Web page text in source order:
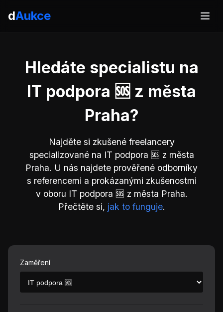
dAukce
Hledáte specialistu na
IT podpora 🆘 z města
Praha?
Najděte si zkušené freelancery
specializované na IT podpora 🆘 z města
Praha. U nás najdete prověřené odborníky
s referencemi a prokázanými zkušenostmi
v oboru IT podpora 🆘 z města Praha.
Přečtěte si, jak to funguje.
Zaměření